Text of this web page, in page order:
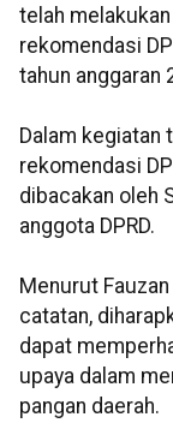
telah
rekomendasi
tahun anggaran
Dalam kegiatan
rekomendasi
dibacakan oleh
anggota DPRD.
Menurut
catatan,
dapat
upaya dalam
pangan daerah.